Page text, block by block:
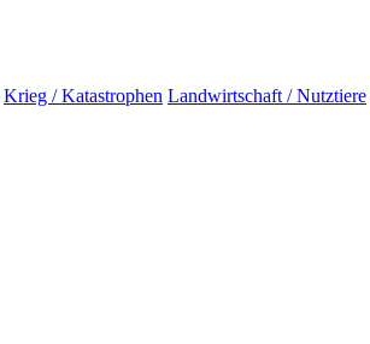
Krieg / Katastrophen Landwirtschaft / Nutztiere